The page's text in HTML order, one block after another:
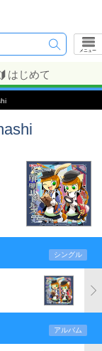
メニュー
はじめて
シングル
アルバム